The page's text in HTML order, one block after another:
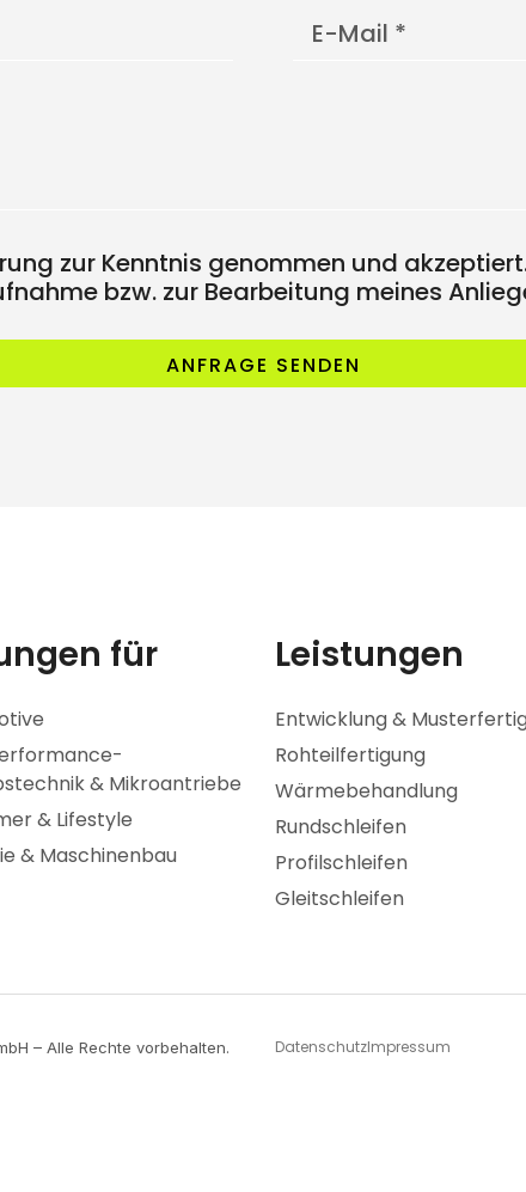
zur Kenntnis genommen und
bzw. zur Bearbeitung meines
ANFRAGE SENDEN
für
& Mikroantriebe
& Lifestyle
& Maschinenbau
Leistungen
Entwicklung &
Rohteilfertigung
Wärmebehandlung
Rundschleifen
Profilschleifen
Gleitschleifen
– Alle Rechte vorbehalten. DatenschutzImpressum